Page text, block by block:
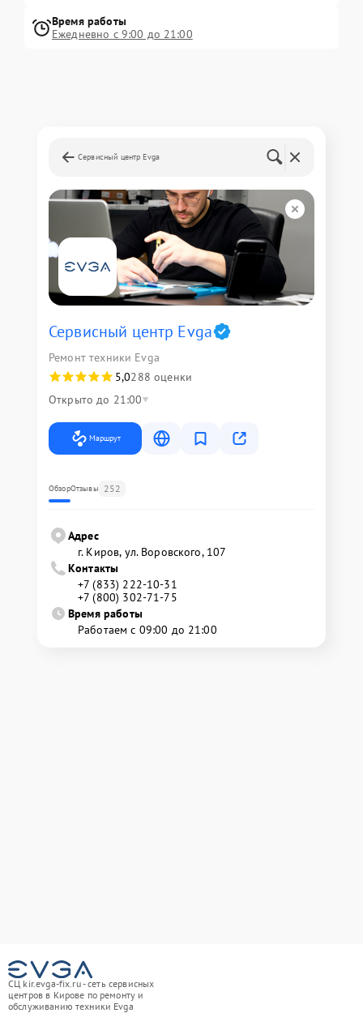
Время работы
Ежедневно с 9:00 до 21:00
Сервисный центр Evga
Сервисный центр Evga
Ремонт техники Evga
5,0288 оценки
Открыто до 21:00
Маршрут
ОбзорОтзывы 252
Адрес
г. Киров, ул. Воровского, 107
Контакты
+7 (833) 222-10-31
+7 (800) 302-71-75
Время работы
Работаем с 09:00 до 21:00
СЦ kir.evga-fix.ru - сеть сервисных
центров в Кирове по ремонту и
обслуживанию техники Evga